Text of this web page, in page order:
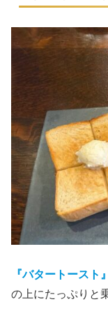
『バタートースト』
の上にたっぷりと